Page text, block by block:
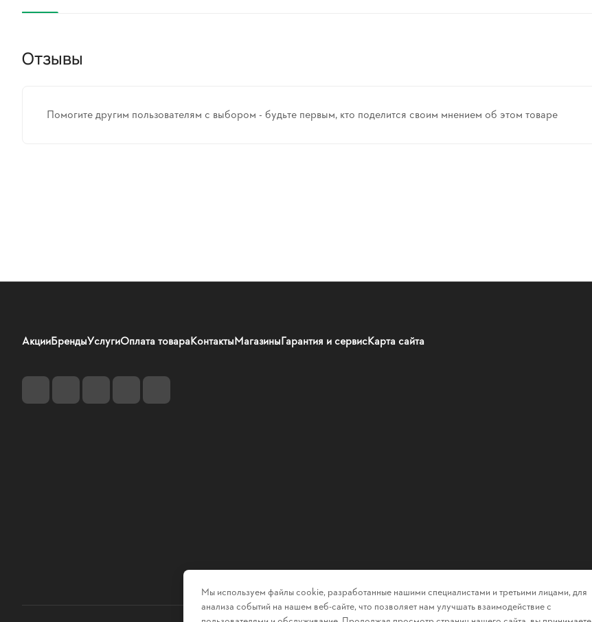
Отзывы
Помогите другим пользователям с выбором - будьте первым, кто поделится своим мнением об этом товаре
АкцииБрендыУслугиОплата товараКонтактыМагазиныГарантия и сервисКарта сайта
Мы используем файлы cookie, разработанные нашими специалистами и третьими лицами, для
анализа событий на нашем веб-сайте, что позволяет нам улучшать взаимодействие с